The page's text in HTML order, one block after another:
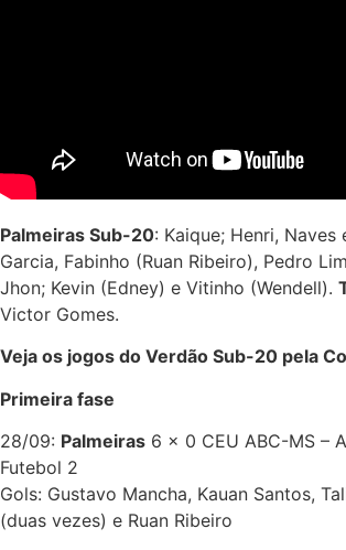
Palmeiras Sub-20: Kaique; Henri, Naves
Garcia, Fabinho (Ruan Ribeiro), Pedro
Jhon; Kevin (Edney) e Vitinho (Wendell).
Victor Gomes.
Veja os jogos do Verdão Sub-20 pela
Primeira fase
28/09: Palmeiras 6 x 0 CEU ABC-MS –
Futebol 2
Gols: Gustavo Mancha, Kauan Santos,
(duas vezes) e Ruan Ribeiro